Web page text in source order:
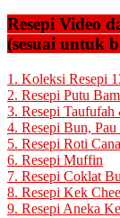
Resepi Video
(sesuai untuk
1. Koleksi Resepi
2. Resepi Putu
3. Resepi Taufufah
4. Resepi Bun, Pau
5. Resepi Roti
6. Resepi Muffin
7. Resepi Coklat
8. Resepi Kek
9. Resepi Aneka